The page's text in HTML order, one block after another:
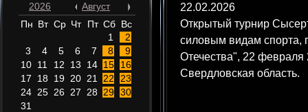
2026
Август
Пн Вт Ср Чт Пт Сб Вс
1
2
3
4 5 6 7 8
9
10 11 12 13 14 15
16
17
18 19 20 21 22
23
24 25 26 27 28 29 30
31
22.02.2026
Открытый турнир
силовым видам
Отечества", 22 февраля
Свердловская область.